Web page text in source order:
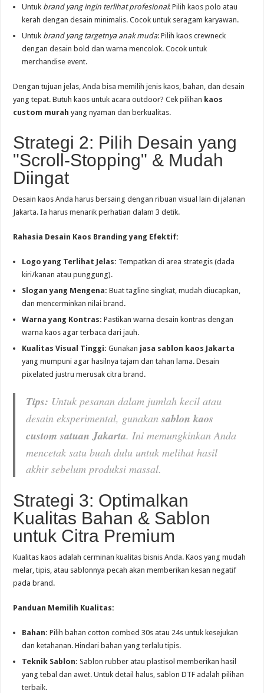
Untuk brand yang ingin terlihat profesional: Pilih kaos polo atau
kerah dengan desain minimalis. Cocok untuk seragam karyawan.
Untuk brand yang targetnya anak muda: Pilih kaos crewneck
dengan desain bold dan warna mencolok. Cocok untuk
merchandise event.
Dengan tujuan jelas, Anda bisa memilih jenis kaos, bahan, dan desain
yang tepat. Butuh kaos untuk acara outdoor? Cek pilihan kaos
custom murah yang nyaman dan berkualitas.
Strategi 2: Pilih Desain yang
"Scroll-Stopping" & Mudah
Diingat
Desain kaos Anda harus bersaing dengan ribuan visual lain di jalanan
Jakarta. Ia harus menarik perhatian dalam 3 detik.
Rahasia Desain Kaos Branding yang Efektif:
Logo yang Terlihat Jelas: Tempatkan di area strategis (dada
kiri/kanan atau punggung).
Slogan yang Mengena: Buat tagline singkat, mudah diucapkan,
dan mencerminkan nilai brand.
Warna yang Kontras: Pastikan warna desain kontras dengan
warna kaos agar terbaca dari jauh.
Kualitas Visual Tinggi: Gunakan jasa sablon kaos Jakarta
yang mumpuni agar hasilnya tajam dan tahan lama. Desain
pixelated justru merusak citra brand.
Tips: Untuk pesanan dalam jumlah kecil atau
desain eksperimental, gunakansablon kaos
custom satuan Jakarta. Ini memungkinkan Anda
mencetak satu buah dulu untuk melihat hasil
akhir sebelum produksi massal.
Strategi 3: Optimalkan
Kualitas Bahan & Sablon
untuk Citra Premium
Kualitas kaos adalah cerminan kualitas bisnis Anda. Kaos yang mudah
melar, tipis, atau sablonnya pecah akan memberikan kesan negatif
pada brand.
Panduan Memilih Kualitas:
Bahan: Pilih bahan cotton combed 30s atau 24s untuk kesejukan
dan ketahanan. Hindari bahan yang terlalu tipis.
Teknik Sablon: Sablon rubber atau plastisol memberikan hasil
yang tebal dan awet. Untuk detail halus, sablon DTF adalah pilihan
terbaik.